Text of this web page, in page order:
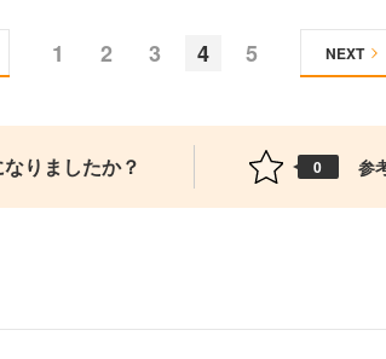
1 2 3 4 5 NEXT
りましたか？ 0 参